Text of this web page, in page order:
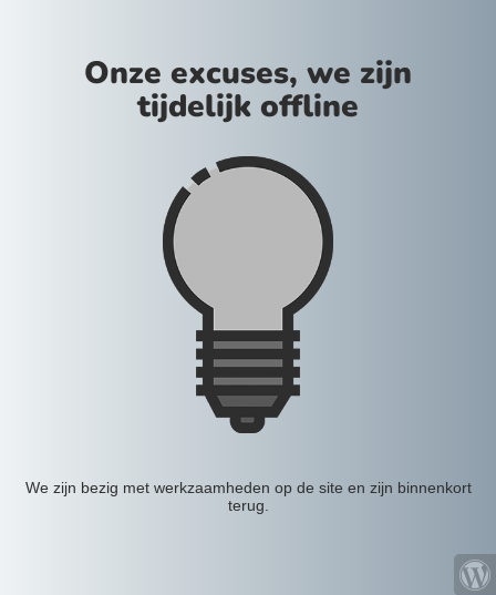
Onze excuses, we zijn
tijdelijk offline
We zijn bezig met werkzaamheden op de site en zijn binnenkort
terug.